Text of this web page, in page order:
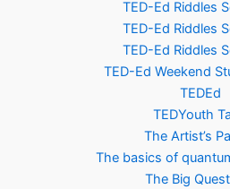
TED-Ed Riddles
TED-Ed Riddles
TED-Ed Riddles
TED-Ed Weekend
TEDEd
TEDYouth
The Artist’s
The basics of
The Big